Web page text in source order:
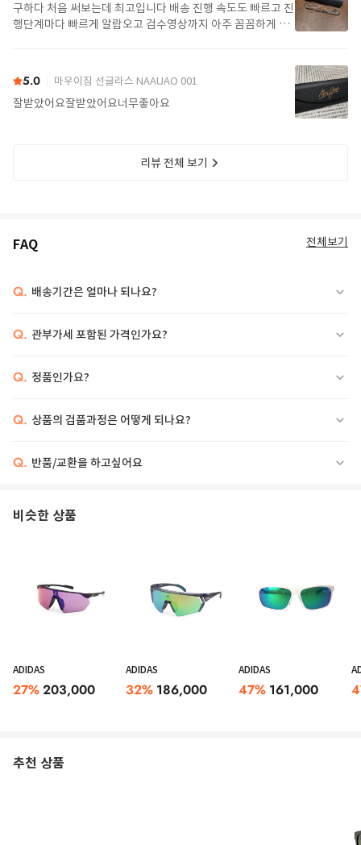
구하다 처음 써보는데 최고입니다 배송 진행 속도도 빠르고 진
행단계마다 빠르게 알람오고 검수영상까지 아주 꼼꼼하게 찍
5.0 마우이짐 선글라스 NAAUAO 001
잘받았어요잘받았어요너무좋아요
리뷰 전체 보기
FAQ 전체보기
Q. 배송기간은 얼마나 되나요?
Q. 관부가세 포함된 가격인가요?
Q. 정품인가요?
Q. 상품의 검품과정은 어떻게 되나요?
Q. 반품/교환을 하고싶어요
비슷한 상품
ADIDAS
27%203,000
ADIDAS
32% 186,000
ADIDAS
47% 161,000
추천 상품